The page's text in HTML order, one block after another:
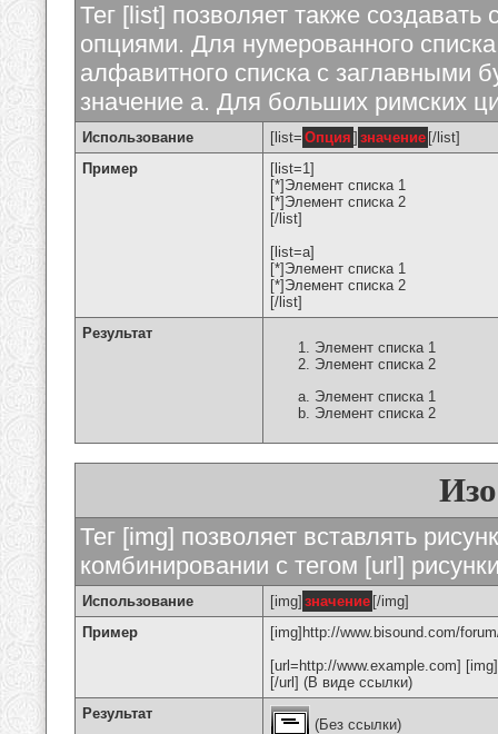
Тег [list] позволяет также
опциями. Для нумерованного
алфавитного списка с заглавными
значение а. Для больших римских
Использование [list= Опция ] значение [/list]
Пример
[list=1]
[*]Элемент списка 1
[*]Элемент списка 2
[/list]
[list=a]
[*]Элемент списка 1
[*]Элемент списка 2
[/list]
Результат
Элемент списка 1
Элемент списка 2
Элемент списка 1
Элемент списка 2
Тег [img] позволяет вставлять
комбинировании с тегом [url]
Использование [img] значение [/img]
Пример
[img]http://www.bisound.com/
[url=http://www.example.com]
[/url] (В виде ссылки)
Результат
(Без ссылки)